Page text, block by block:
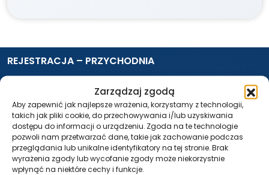
Zarządzaj zgodą
Aby zapewnić jak najlepsze wrażenia, korzystamy z technologii,
takich jak pliki cookie, do przechowywania i/lub uzyskiwania
dostępu do informacji o urządzeniu. Zgoda na te technologie
pozwoli nam przetwarzać dane, takie jak zachowanie podczas
przeglądania lub unikalne identyfikatory na tej stronie. Brak
wyrażenia zgody lub wycofanie zgody może niekorzystnie
wpłynąć na niektóre cechy i funkcje.
REJESTRACJA – PRZYCHODNIA
Pon. – Pt.: 7:30 – 18:00
tel.: 261 21 46 10
USG / RTG / TK / REZONANS
Pon. – Pt.: 7:30 – 18:00
tel.:58 552 63 60